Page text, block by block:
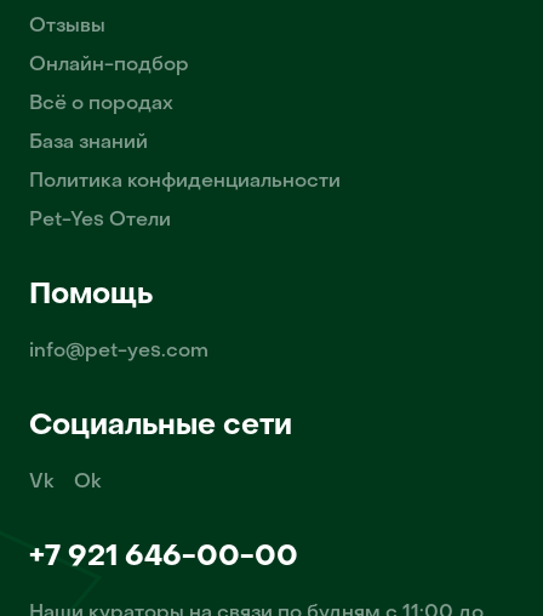
Отзывы
Онлайн-подбор
Всё о породах
База знаний
Политика конфиденциальности
Pet-Yes Отели
Помощь
info@pet-yes.com
Социальные сети
Vk Ok
+7 921 646-00-00